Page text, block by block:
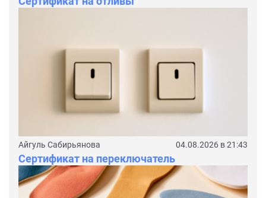
Айгуль Сабирьянова 04.08.2026 в 21:43
Сертификат на переключатель